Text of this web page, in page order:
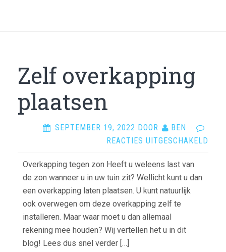
Zelf overkapping
plaatsen
SEPTEMBER 19, 2022 DOOR BEN
·
REACTIES UITGESCHAKELD
Overkapping tegen zon Heeft u weleens last van
de zon wanneer u in uw tuin zit? Wellicht kunt u dan
een overkapping laten plaatsen. U kunt natuurlijk
ook overwegen om deze overkapping zelf te
installeren. Maar waar moet u dan allemaal
rekening mee houden? Wij vertellen het u in dit
blog! Lees dus snel verder […]